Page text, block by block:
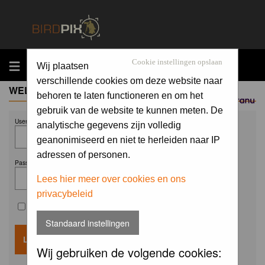
MENU
Sponsored by
Cookie instellingen opslaan
Wij plaatsen
verschillende cookies om deze website naar
behoren te laten functioneren en om het
gebruik van de website te kunnen meten. De
analytische gegevens zijn volledig
geanonimiseerd en niet te herleiden naar IP
adressen of personen.
Lees hier meer over cookies en ons
privacybeleid
Standaard instellingen
Wij gebruiken de volgende cookies:
WELCOME GUEST
Username:
Password: